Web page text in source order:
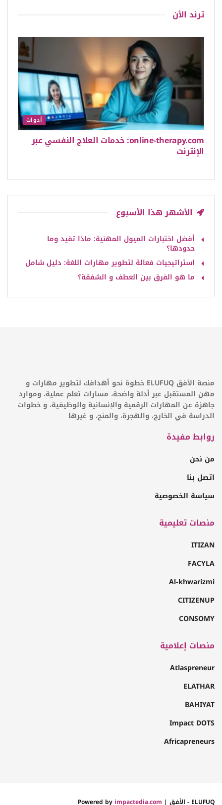
ترند الٱن
أدوات
online-therapy.com: خدمات العلاج النفسي عبر
الإنترنت
الأشهر هذا الأسبوع
أفضل اختبارات الميول المهنية: ماذا تفيد وما
حدودها؟
استراتيجيات فعالة لتطوير مهارات اللغة: دليل شامل
ما هو الفرق بين العطف و الشفقة؟
منصة الأفق ELUFUQ خطوة نحو أهدافك لتطوير مهارات و
مهن المستقبل عبر أدلة واضحة، مسارات تعلم عملية، وموارد
جاهزة عن المهارات الرقمية والإنسانية والوظيفية، و خطوات
الدراسة في الخارج، والهجرة، والمنح، و غيرها
روابط مفيدة
من نحن
اتصل بنا
سياسة الخصوصية
منصات تعليمية
ITIZAN
FACYLA
Al-khwarizmi
CITIZENUP
CONSOMY
منصات إعلامية
Atlaspreneur
ELATHAR
BAHIYAT
Impact DOTS
Africapreneurs
ELUFUQ - الأفق | Powered by impactedia.com